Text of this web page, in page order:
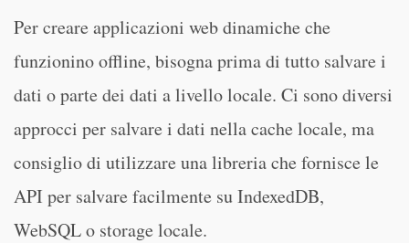
Per creare applicazioni web dinamiche che
funzionino offline, bisogna prima di tutto salvare i
dati o parte dei dati a livello locale. Ci sono diversi
approcci per salvare i dati nella cache locale, ma
consiglio di utilizzare una libreria che fornisce le
API per salvare facilmente su IndexedDB,
WebSQL o storage locale.